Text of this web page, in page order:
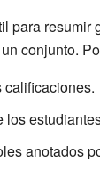
para
conjunto.
calificaciones.
anotados